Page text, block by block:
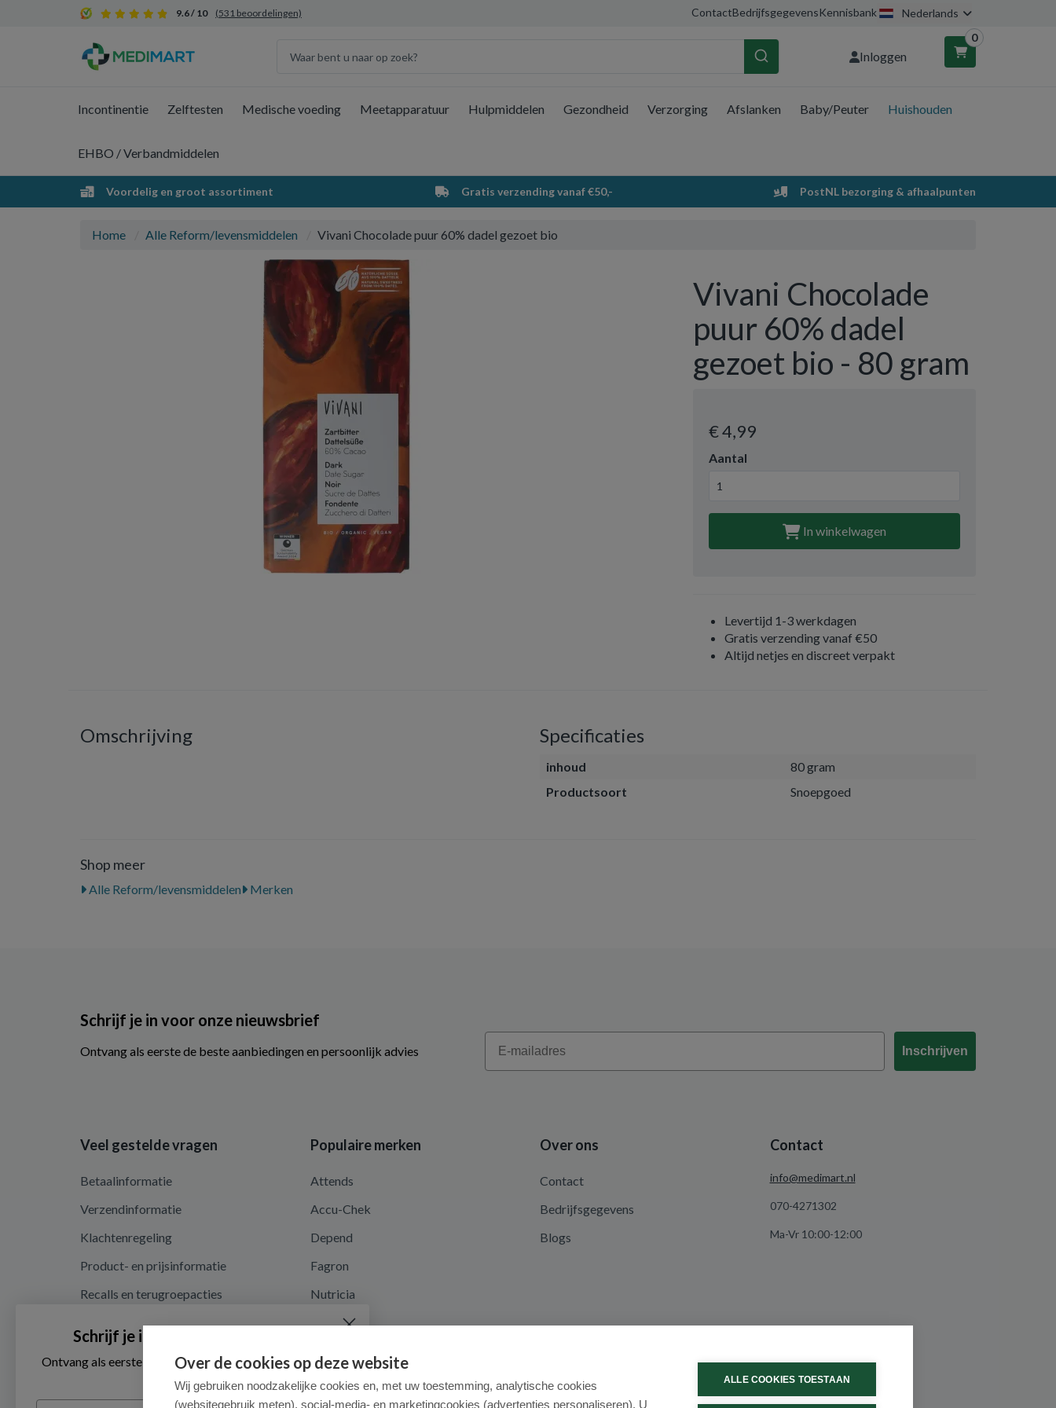
9.6 / 10 (531 beoordelingen) ContactBedrijfsgegevensKennisbank Nederlands
Inloggen
0
Winkelwagen
Uw winkelwagen is leeg.
Vul hem met producten.
Incontinentie Zelftesten Medische voeding Meetapparatuur Hulpmiddelen Gezondheid Verzorging Afslanken Baby/Peuter Huishouden
EHBO / Verbandmiddelen
Voordelig en groot assortiment Gratis verzending vanaf €50,- PostNL bezorging & afhaalpunten
Home Alle Reform/levensmiddelen Vivani Chocolade puur 60% dadel gezoet bio
Vivani Chocolade
puur 60% dadel
gezoet bio - 80 gram
€ 4,99
Aantal
In winkelwagen
Levertijd 1-3 werkdagen
Gratis verzending vanaf €50
Altijd netjes en discreet verpakt
Omschrijving Specificaties
inhoud
80 gram
Productsoort
Snoepgoed
Shop meer
Alle Reform/levensmiddelen Merken
Schrijf je in voor onze nieuwsbrief
Ontvang als eerste de beste aanbiedingen en persoonlijk advies
Email
Inschrijven
Veel gestelde vragen
Betaalinformatie
Verzendinformatie
Klachtenregeling
Product- en prijsinformatie
Recalls en terugroepacties
Privacy en cookieverklaring
Cookie instellingen
Algemene voorwaarden
Populaire merken
Attends
Accu-Chek
Depend
Fagron
Nutricia
Over ons
Contact
Bedrijfsgegevens
Blogs
Contact
info@medimart.nl
070-4271302
Ma-Vr 10:00-12:00
Over de cookies op deze website
Wij gebruiken noodzakelijke cookies en, met uw toestemming, analytische cookies
(websitegebruik meten), social-media- en marketingcookies (advertenties personaliseren). U
ALLE COOKIES TOESTAAN
Schrijf je in voor onze nieuwsbrief
Ontvang als eerste de beste aanbiedingen en persoonlijk
Voornaam